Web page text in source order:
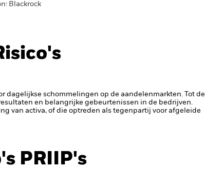
Blackrock
dagelijkse schommelingen op de aandelenmarkten. Tot de
en belangrijke gebeurtenissen in de bedrijven.
van activa, of die optreden als tegenpartij voor afgeleide
PRIIP's